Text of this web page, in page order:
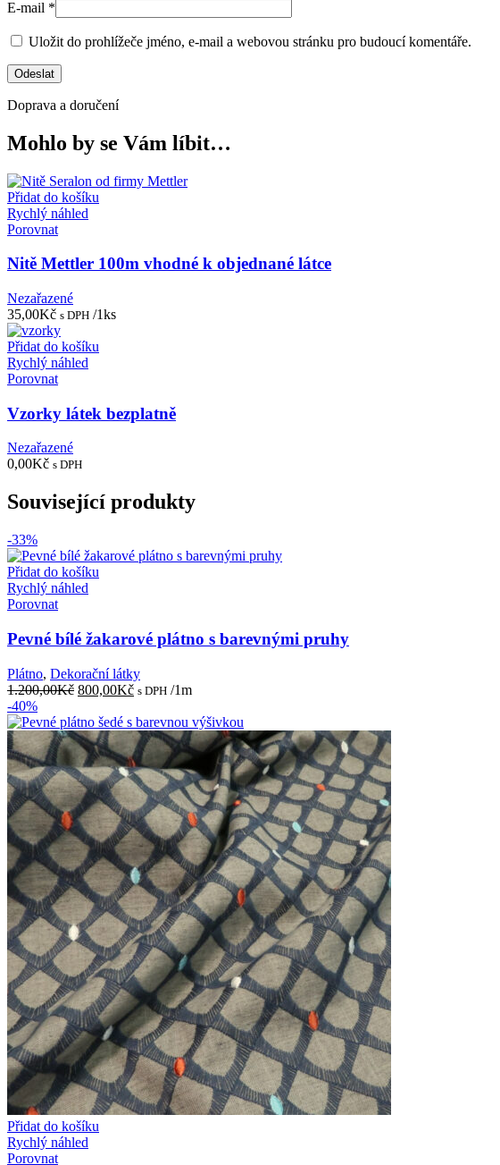
E-mail *
Uložit do prohlížeče jméno, e-mail a webovou stránku pro budoucí komentáře.
Doprava a doručení
Mohlo by se Vám líbit…
Přidat do košíku
Rychlý náhled
Porovnat
Nitě Mettler 100m vhodné k objednané látce
Nezařazené
35,00Kč s DPH /1ks
Přidat do košíku
Rychlý náhled
Porovnat
Vzorky látek bezplatně
Nezařazené
0,00Kč s DPH
Související produkty
-33%
Přidat do košíku
Rychlý náhled
Porovnat
Pevné bílé žakarové plátno s barevnými pruhy
Plátno, Dekorační látky
1.200,00Kč Původní
byla:
1.200,00Kč.
800,00KčAktuální
je:
800,00Kč.
s DPH /1m
-40%
Přidat do košíku
Rychlý náhled
Porovnat